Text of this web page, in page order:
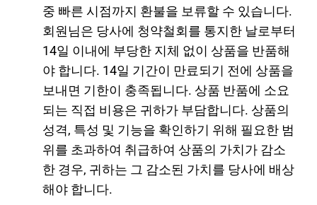
중 빠른 시점까지 환불을 보류할 수 있습니다.
회원님은 당사에 청약철회를 통지한 날로부터
14일 이내에 부당한 지체 없이 상품을 반품해
야 합니다. 14일 기간이 만료되기 전에 상품을
보내면 기한이 충족됩니다. 상품 반품에 소요
되는 직접 비용은 귀하가 부담합니다. 상품의
성격, 특성 및 기능을 확인하기 위해 필요한 범
위를 초과하여 취급하여 상품의 가치가 감소
한 경우, 귀하는 그 감소된 가치를 당사에 배상
해야 합니다.